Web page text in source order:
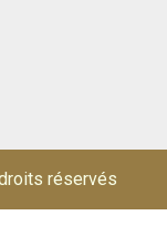
réservés